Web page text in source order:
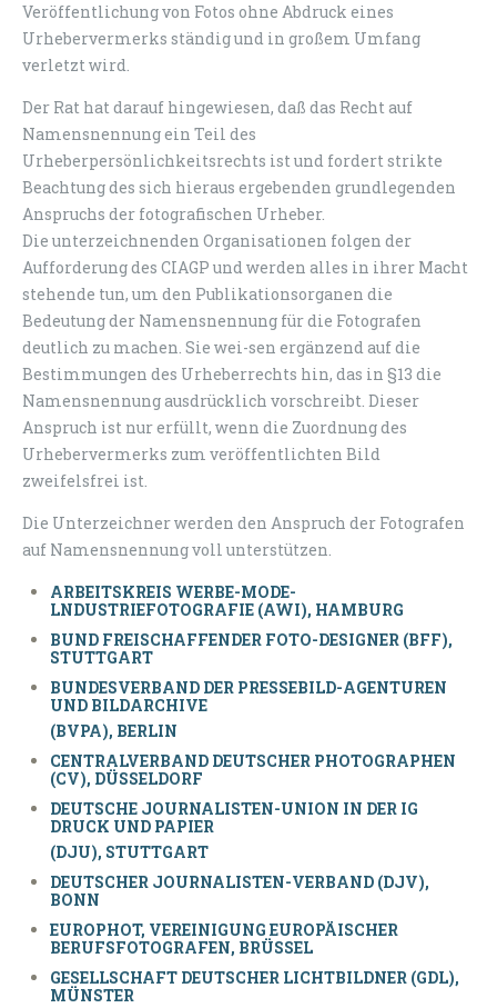
Veröffentlichung von Fotos ohne Abdruck eines
Urhebervermerks ständig und in großem Umfang
verletzt wird.
Der Rat hat darauf hingewiesen, daß das Recht auf
Namensnennung ein Teil des
Urheberpersönlichkeitsrechts ist und fordert strikte
Beachtung des sich hieraus ergebenden grundlegenden
Anspruchs der fotografischen Urheber.
Die unterzeichnenden Organisationen folgen der
Aufforderung des CIAGP und werden alles in ihrer Macht
stehende tun, um den Publikationsorganen die
Bedeutung der Namensnennung für die Fotografen
deutlich zu machen. Sie wei-sen ergänzend auf die
Bestimmungen des Urheberrechts hin, das in §13 die
Namensnennung ausdrücklich vorschreibt. Dieser
Anspruch ist nur erfüllt, wenn die Zuordnung des
Urhebervermerks zum veröffentlichten Bild
zweifelsfrei ist.
Die Unterzeichner werden den Anspruch der Fotografen
auf Namensnennung voll unterstützen.
ARBEITSKREIS WERBE-MODE-
LNDUSTRIEFOTOGRAFIE (AWI), HAMBURG
BUND FREISCHAFFENDER FOTO-DESIGNER (BFF),
STUTTGART
BUNDESVERBAND DER PRESSEBILD-AGENTUREN
UND BILDARCHIVE
(BVPA), BERLIN
CENTRALVERBAND DEUTSCHER PHOTOGRAPHEN
(CV), DÜSSELDORF
DEUTSCHE JOURNALISTEN-UNION IN DER IG
DRUCK UND PAPIER
(DJU), STUTTGART
DEUTSCHER JOURNALISTEN-VERBAND (DJV),
BONN
EUROPHOT, VEREINIGUNG EUROPÄISCHER
BERUFSFOTOGRAFEN, BRÜSSEL
GESELLSCHAFT DEUTSCHER LICHTBILDNER (GDL),
MÜNSTER